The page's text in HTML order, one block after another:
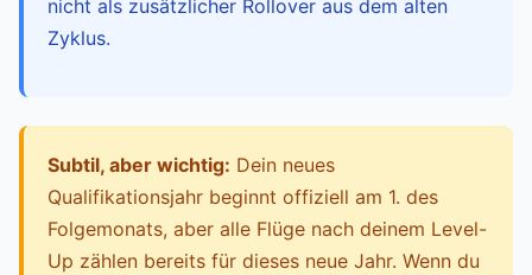
nicht als zusätzlicher Rollover aus dem alten
Zyklus.
Subtil, aber wichtig: Dein neues
Qualifikationsjahr beginnt offiziell am 1. des
Folgemonats, aber alle Flüge nach deinem Level-
Up zählen bereits für dieses neue Jahr. Wenn du